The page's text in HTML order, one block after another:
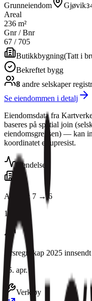
Grunneiendom
Gjøvik
Areal
236 m²
Gnr / Bnr
67 / 705
Butikkbygning(Tatt i
Bekreftet bygg
8 andre selskaper
Se eiendommen i detalj
Eiendomsdata fra
baseres på spatial join
eiendomsgrensen) — kan
koordinatet er upresist.
Hendelser
Ansatte: 7 → 6
13. juni
Årsregnskap 2025 innsendt
25. apr.
Verktøy